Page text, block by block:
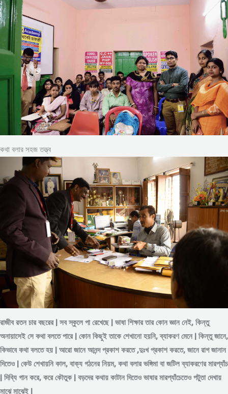
কথা বলার সহজ তত্ত্ব
রাজীব রতন চার বছরের | সব স্কুলে পা রেখেছে | ভাষা শিক্ষার তার কোন জ্ঞান নেই, কিন্তু
অনায়াসেই সে কথা বলতে পারে | কোন কিছুই তাকে শেখানো হয়নি, ব্যাকরণ মেনে | কিন্তু জানে,
কিভাবে কথা বলতে হয় | আরো জানে আনন্দ প্রকাশ করতে ,দুঃখ প্রকাশ করতে, জানে রাগ জানান
দিতেও | কেউ শেখায়নি কাল, বাক্য গঠনের নিয়ম, কথা বলার ভঙ্গিমা বা জটিল ব্যাকরণের মারপ্যাঁচ
| দিব্যি গান করে, করে কৌতুক | বড়দের কথায় কাটান দিতেও ভাষার মারপ্যাঁচেতেও পটুতা দেখায়
মাঝে মাঝেই |